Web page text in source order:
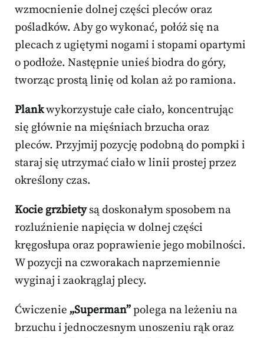
wzmocnienie dolnej części pleców oraz
pośladków. Aby go wykonać, połóż się na
plecach z ugiętymi nogami i stopami opartymi
o podłoże. Następnie unieś biodra do góry,
tworząc prostą linię od kolan aż po ramiona.
Plankwykorzystuje całe ciało, koncentrując
się głównie na mięśniach brzucha oraz
pleców. Przyjmij pozycję podobną do pompki i
staraj się utrzymać ciało w linii prostej przez
określony czas.
Kocie grzbietysą doskonałym sposobem na
rozluźnienie napięcia w dolnej części
kręgosłupa oraz poprawienie jego mobilności.
W pozycji na czworakach naprzemiennie
wyginaj i zaokrąglaj plecy.
Ćwiczenie „Superman”polega na leżeniu na
brzuchu i jednoczesnym unoszeniu rąk oraz